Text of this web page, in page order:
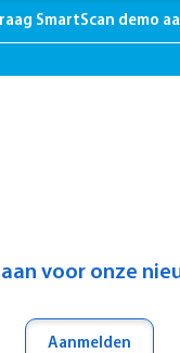
SmartScan demo
voor onze
Aanmelden